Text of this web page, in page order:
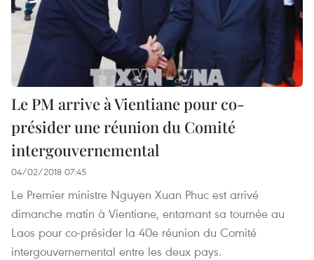
Le PM arrive à Vientiane pour co-
présider une réunion du Comité
intergouvernemental
04/02/2018 07:45
Le Premier ministre Nguyen Xuan Phuc est arrivé
dimanche matin à Vientiane, entamant sa tournée au
Laos pour co-présider la 40e réunion du Comité
intergouvernemental entre les deux pays.